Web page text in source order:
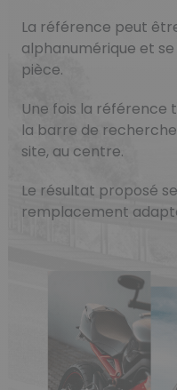
La référence peut
alphanumérique et
pièce.
Une fois la référence
la barre de
site, au centre.
Le résultat proposé
remplacement